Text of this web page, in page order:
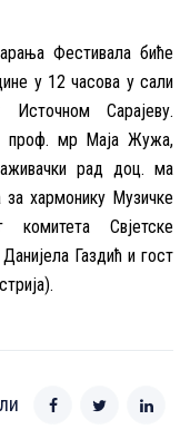
Фестивала биће
у 12 часова у сали
Источном Сарајеву.
проф. мр Маја Жужа,
рад доц. ма
за хармонику Музичке
Свјетске
Газдић и гост